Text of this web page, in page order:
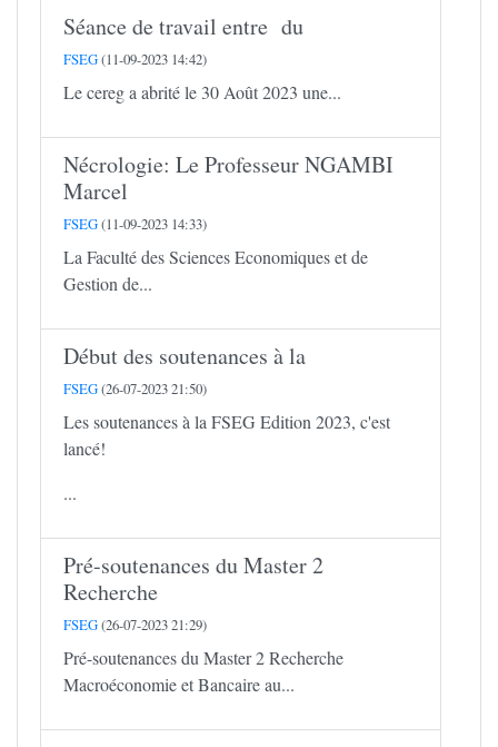
Séance de travail entre du
FSEG(11-09-2023 14:42)
Le cereg a abrité le 30 Août 2023 une...
Nécrologie: Le Professeur NGAMBI
Marcel
FSEG(11-09-2023 14:33)
La Faculté des Sciences Economiques et de
Gestion de...
Début des soutenances à la
FSEG(26-07-2023 21:50)
Les soutenances à la FSEG Edition 2023, c'est
lancé!
...
Pré-soutenances du Master 2
Recherche
FSEG(26-07-2023 21:29)
Pré-soutenances du Master 2 Recherche
Macroéconomie et Bancaire au...